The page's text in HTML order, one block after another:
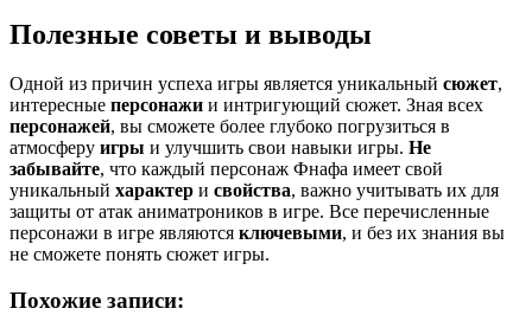
Полезные советы и выводы
Одной из причин успеха игры является уникальный сюжет,
интересные персонажи и интригующий сюжет. Зная всех
персонажей, вы сможете более глубоко погрузиться в
атмосферу игры и улучшить свои навыки игры. Не
забывайте, что каждый персонаж Фнафа имеет свой
уникальный характер и свойства, важно учитывать их для
защиты от атак аниматроников в игре. Все перечисленные
персонажи в игре являются ключевыми, и без их знания вы
не сможете понять сюжет игры.
Похожие записи: